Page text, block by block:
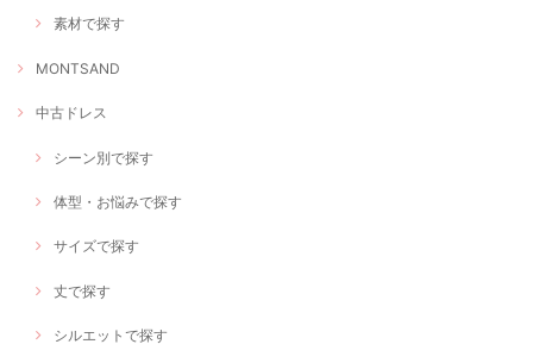
素材で探す
MONTSAND
中古ドレス
シーン別で探す
体型・お悩みで探す
サイズで探す
丈で探す
シルエットで探す